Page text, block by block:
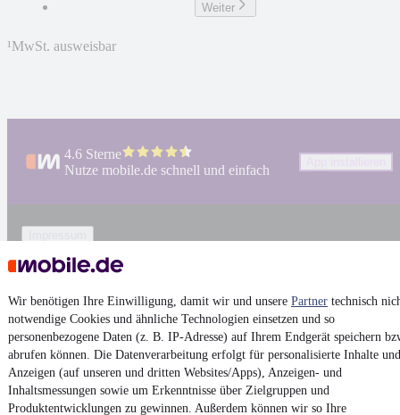
Wir benötigen Ihre Einwilligung, damit wir und unsere Partner technisch
notwendige Cookies und ähnliche Technologien einsetzen und so
personenbezogene Daten (z. B. IP-Adresse) auf Ihrem Endgerät speichern
abrufen können. Die Datenverarbeitung erfolgt für personalisierte Inhalte und
Anzeigen (auf unseren und dritten Websites/Apps), Anzeigen- und
Inhaltsmessungen sowie um Erkenntnisse über Zielgruppen und
Produktentwicklungen zu gewinnen. Außerdem können wir so Ihre
Weiter
¹MwSt. ausweisbar
4.6 Sterne
Nutze mobile.de schnell und einfach
AGB
Datenschutz
Datenschutzeinstellungen
Erklärung zur Barrierefreiheit
Report Security Vulnerability (English)